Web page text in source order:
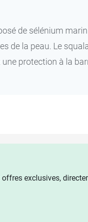
de sélénium
de la peau. Le
protection à la
exclusives,